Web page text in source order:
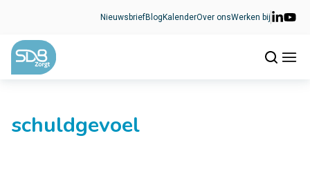
NieuwsbriefBlog KalenderOver onsWerken bij
schuldgevoel